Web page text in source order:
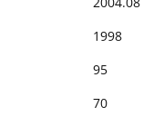
1998
95
70